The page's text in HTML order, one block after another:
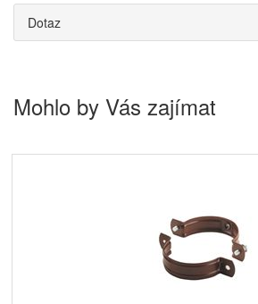
Dotaz
Mohlo by Vás zajímat